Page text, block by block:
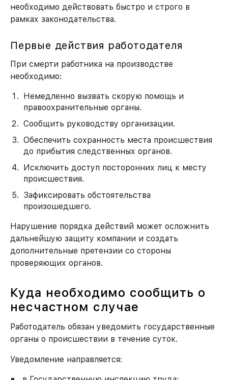
необходимо действовать быстро и строго в
рамках законодательства.
Первые действия работодателя
При смерти работника на производстве
необходимо:
Немедленно вызвать скорую помощь и
правоохранительные органы.
Сообщить руководству организации.
Обеспечить сохранность места происшествия
до прибытия следственных органов.
Исключить доступ посторонних лиц к месту
происшествия.
Зафиксировать обстоятельства
произошедшего.
Нарушение порядка действий может осложнить
дальнейшую защиту компании и создать
дополнительные претензии со стороны
проверяющих органов.
Куда необходимо сообщить о
несчастном случае
Работодатель обязан уведомить государственные
органы о происшествии в течение суток.
Уведомление направляется: